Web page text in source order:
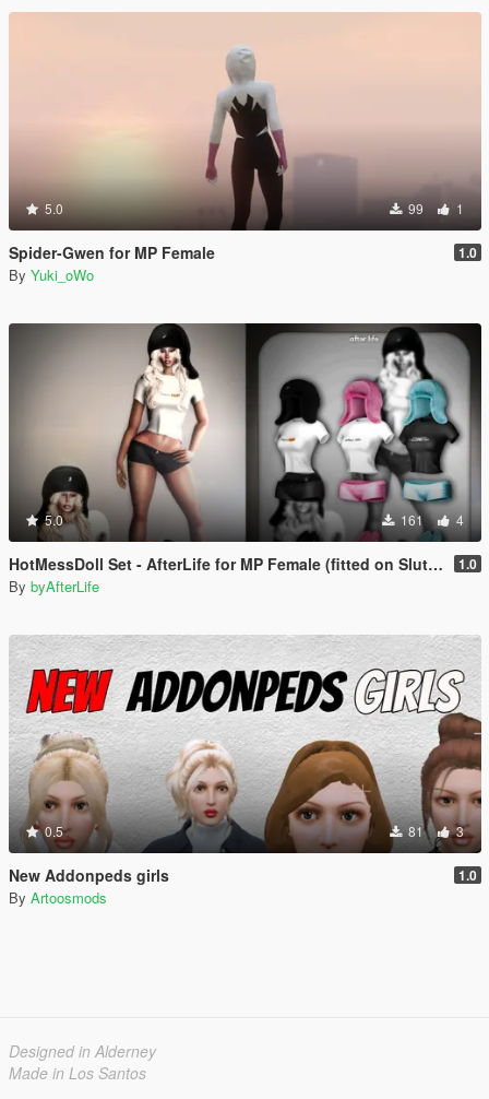
5.0 99 1
Spider-Gwen for MP Female 1.0
By Yuki_oWo
5.0 161 4
HotMessDoll Set - AfterLife for MP Female (fitted on Slut Body) 1.0
By byAfterLife
0.5 81 3
New Addonpeds girls 1.0
By Artoosmods
Designed in Alderney
Made in Los Santos